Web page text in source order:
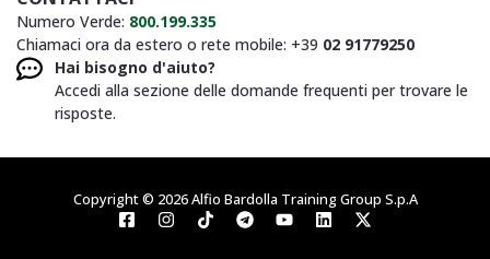
Numero Verde: 800.199.335
Chiamaci ora da estero o rete mobile: +39 02 91779250
Hai bisogno d'aiuto?
Accedi alla sezione delle domande frequenti per trovare le
risposte.
Copyright © 2026 Alfio Bardolla Training Group S.p.A